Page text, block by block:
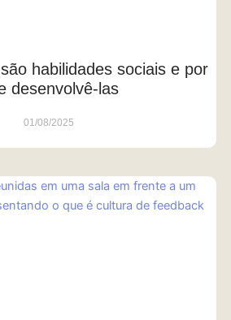
habilidades sociais e por
desenvolvê-las
01/08/2025